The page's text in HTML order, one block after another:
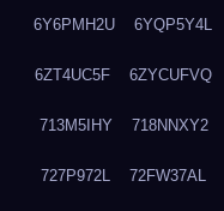
6Y6PMH2U 6YQP5Y4L
6ZT4UC5F 6ZYCUFVQ
713M5IHY 718NNXY2
727P972L 72FW37AL